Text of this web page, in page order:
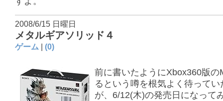
2008/6/15 日曜日
メタルギアソリッド４
ゲーム (0)
前に書いたようにXbox360版の
るという噂を根気よく待ってい
が、6/12(木)の発売日になって